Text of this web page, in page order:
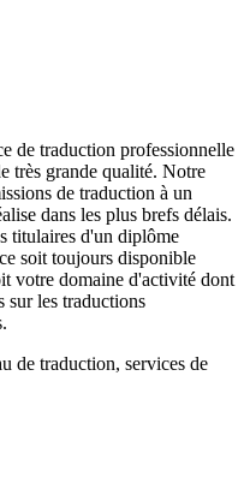
de traduction professionnelle
très grande qualité. Notre
de traduction à un
dans les plus brefs délais.
titulaires d'un diplôme
soit toujours disponible
votre domaine d'activité dont
les traductions
de traduction, services de